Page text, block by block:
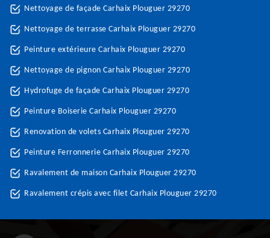
Nettoyage de façade Carhaix Plouguer 29270
Nettoyage de terrasse Carhaix Plouguer 29270
Peinture extérieure Carhaix Plouguer 29270
Nettoyage de pignon Carhaix Plouguer 29270
Hydrofuge de façade Carhaix Plouguer 29270
Peinture Boiserie Carhaix Plouguer 29270
Renovation de volets Carhaix Plouguer 29270
Peinture Ferronnerie Carhaix Plouguer 29270
Ravalement de maison Carhaix Plouguer 29270
Ravalement crépis avec filet Carhaix Plouguer 29270